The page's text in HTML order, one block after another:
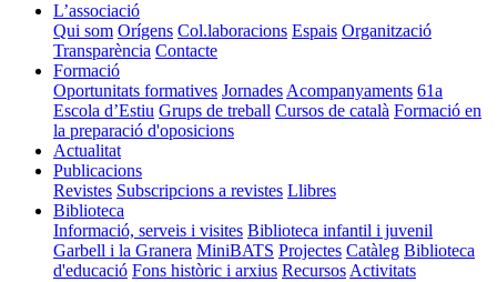
L’associació
Qui som Orígens Col.laboracions Espais Organització
Transparència Contacte
Formació
Oportunitats formatives Jornades Acompanyaments 61a
Escola d’Estiu Grups de treball Cursos de català Formació en
la preparació d'oposicions
Actualitat
Publicacions
Revistes Subscripcions a revistes Llibres
Biblioteca
Informació, serveis i visites Biblioteca infantil i juvenil
Garbell i la Granera MiniBATS Projectes Catàleg Biblioteca
d'educació Fons històric i arxius Recursos Activitats